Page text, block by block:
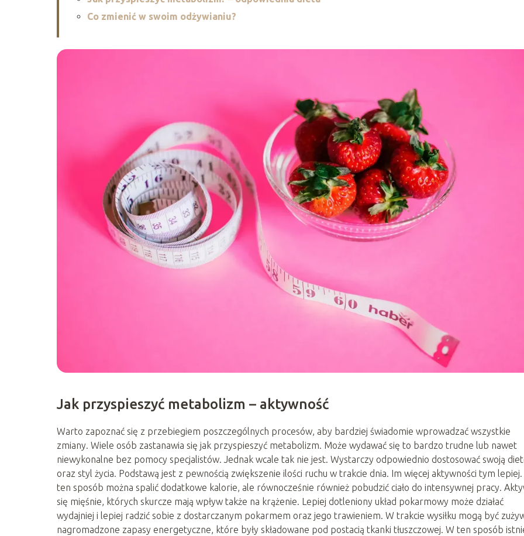
Co zmienić w swoim odżywianiu?
Jak przyspieszyć metabolizm – aktywność
Warto zapoznać się z przebiegiem poszczególnych procesów, aby bardziej świadomie wprowadzać wszystkie
zmiany. Wiele osób zastanawia się jak przyspieszyć metabolizm. Może wydawać się to bardzo trudne lub nawet
niewykonalne bez pomocy specjalistów. Jednak wcale tak nie jest. Wystarczy odpowiednio dostosować swoją
oraz styl życia. Podstawą jest z pewnością zwiększenie ilości ruchu w trakcie dnia. Im więcej aktywności tym lepiej.
ten sposób można spalić dodatkowe kalorie, ale równocześnie również pobudzić ciało do intensywnej pracy.
się mięśnie, których skurcze mają wpływ także na krążenie. Lepiej dotleniony układ pokarmowy może działać
wydajniej i lepiej radzić sobie z dostarczanym pokarmem oraz jego trawieniem. W trakcie wysiłku mogą być
nagromadzone zapasy energetyczne, które były składowane pod postacią tkanki tłuszczowej. W ten sposób